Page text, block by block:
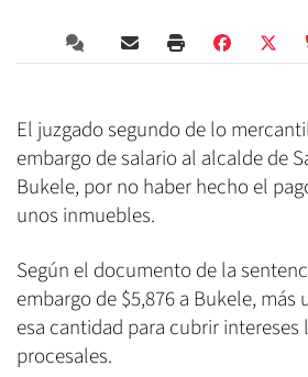
El juzgado segundo de lo
embargo de salario al alcalde de
Bukele, por no haber hecho el
unos inmuebles.
Según el documento de la
embargo de $5,876 a Bukele, más
esa cantidad para cubrir intereses
procesales.